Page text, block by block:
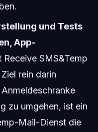
und Tests
App-
Receive SMS&Temp
rein darin
zu umgehen, ist ein
Mail-Dienst die